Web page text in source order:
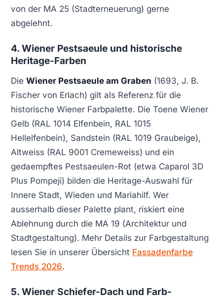
von der MA 25 (Stadterneuerung) gerne
abgelehnt.
4. Wiener Pestsaeule und historische
Heritage-Farben
Die Wiener Pestsaeule am Graben (1693, J. B.
Fischer von Erlach) gilt als Referenz für die
historische Wiener Farbpalette. Die Toene Wiener
Gelb (RAL 1014 Elfenbein, RAL 1015
Hellelfenbein), Sandstein (RAL 1019 Graubeige),
Altweiss (RAL 9001 Cremeweiss) und ein
gedaempftes Pestsaeulen-Rot (etwa Caparol 3D
Plus Pompeji) bilden die Heritage-Auswahl für
Innere Stadt, Wieden und Mariahilf. Wer
ausserhalb dieser Palette plant, riskiert eine
Ablehnung durch die MA 19 (Architektur und
Stadtgestaltung). Mehr Details zur Farbgestaltung
lesen Sie in unserer Übersicht Fassadenfarbe
Trends 2026.
5. Wiener Schiefer-Dach und Farb-